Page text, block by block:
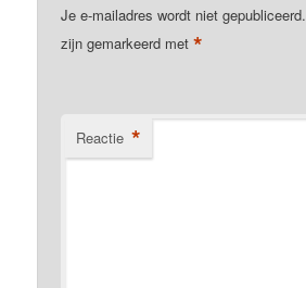
Je e-mailadres wordt niet gepubliceerd.
zijn gemarkeerd met*
Reactie *